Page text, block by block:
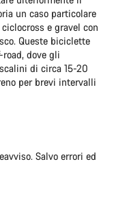
un caso particolare
e gravel con
Queste biciclette
dove gli
di circa 15-20
per brevi intervalli
Salvo errori ed